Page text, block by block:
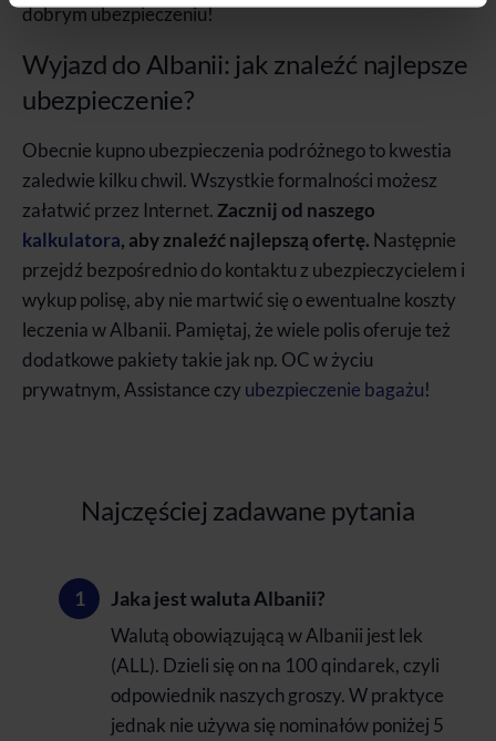
dobrym ubezpieczeniu!
Wyjazd do Albanii: jak znaleźć najlepsze
ubezpieczenie?
Obecnie kupno ubezpieczenia podróżnego to kwestia
zaledwie kilku chwil. Wszystkie formalności możesz
załatwić przez Internet. Zacznij od naszego
kalkulatora, aby znaleźć najlepszą ofertę. Następnie
przejdź bezpośrednio do kontaktu z ubezpieczycielem i
wykup polisę, aby nie martwić się o ewentualne koszty
leczenia w Albanii. Pamiętaj, że wiele polis oferuje też
dodatkowe pakiety takie jak np. OC w życiu
prywatnym, Assistance czy ubezpieczenie bagażu!
Najczęściej zadawane pytania
Jaka jest waluta Albanii?
Walutą obowiązującą w Albanii jest lek
(ALL). Dzieli się on na 100 qindarek, czyli
odpowiednik naszych groszy. W praktyce
jednak nie używa się nominałów poniżej 5